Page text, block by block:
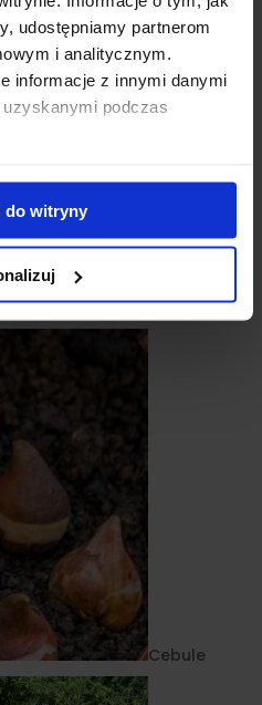
udostępniamy partnerom
i analitycznym.
informacje z innymi danymi
podczas
do witryny
Cebule